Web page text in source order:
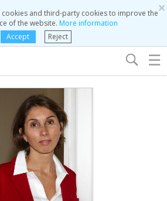
×
and third-party cookies to improve the
of the website. More information
Accept
Reject
☰